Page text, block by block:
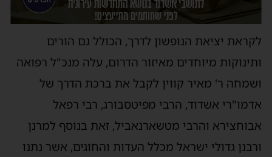
לקראת יציאת הנופשון לדרך, הכולל גם הורים
ותינוקות מיוחדים מאיזור הדרום, עלה מנכ"ל רפואה
ושמחה ר' מאיר קווין לקבל את ברכת הדרך של
אדמו"רי אשדוד, הרבי מפיטסבורג, רבי רפאל
אבוחצירא והרבי מטשארנאביל, זאת בנוסף למרנן
ורבנן גדולי ישראל מכלל העדות והחוגים, אשר נתנו